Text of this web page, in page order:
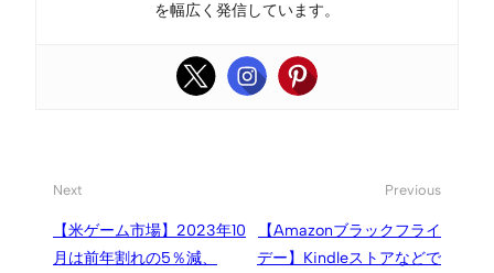
を幅広く発信しています。
Next
【米ゲーム市場】2023年10
月は前年割れの5％減、
Previous
【Amazonブラックフライ
デー】Kindleストアなどで